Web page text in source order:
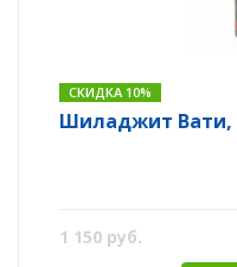
СКИДКА 10%
Шиладжит Вати,
1 150 руб.